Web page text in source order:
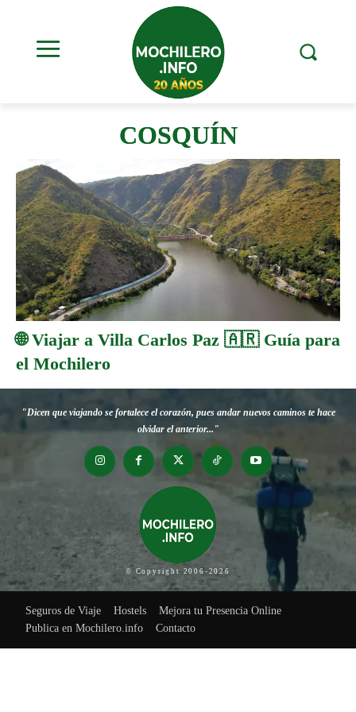
COSQUÍN
🌐 Viajar a Villa Carlos Paz 🇦🇷 Guía para
el Mochilero
"Dicen que viajando se fortalece el corazón, pues andar nuevos caminos te hace
olvidar el anterior..."
© Copyright 2006-2026
Seguros de Viaje Hostels
Mejora tu Presencia Online
Publica en Mochilero.info
Contacto